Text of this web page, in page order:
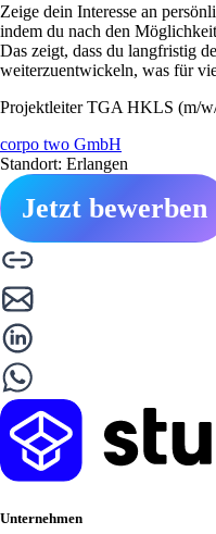
Zeige dein Interesse an
indem du nach den
Das zeigt, dass du langfristig
weiterzuentwickeln, was für
Projektleiter TGA HKLS (m/
corpo two GmbH
Standort: Erlangen
Jetzt bewerben
Unternehmen